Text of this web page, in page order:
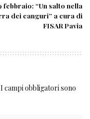
febbraio: “Un salto nella
dei canguri” a cura di
FISAR Pavia
I campi obbligatori sono